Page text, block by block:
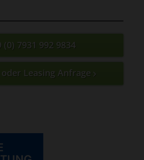
(0) 7931 992 9834
Leasing Anfrage